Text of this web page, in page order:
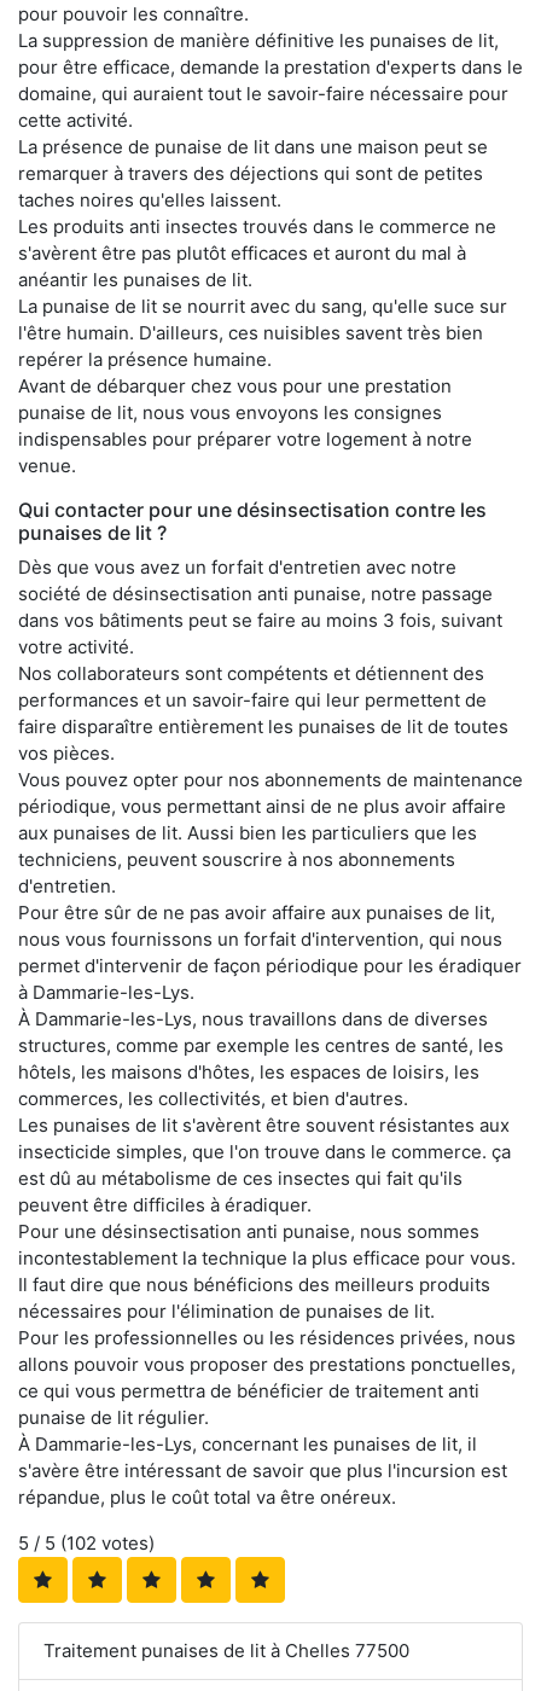
pour pouvoir les connaître.
La suppression de manière définitive les punaises de lit,
pour être efficace, demande la prestation d'experts dans le
domaine, qui auraient tout le savoir-faire nécessaire pour
cette activité.
La présence de punaise de lit dans une maison peut se
remarquer à travers des déjections qui sont de petites
taches noires qu'elles laissent.
Les produits anti insectes trouvés dans le commerce ne
s'avèrent être pas plutôt efficaces et auront du mal à
anéantir les punaises de lit.
La punaise de lit se nourrit avec du sang, qu'elle suce sur
l'être humain. D'ailleurs, ces nuisibles savent très bien
repérer la présence humaine.
Avant de débarquer chez vous pour une prestation
punaise de lit, nous vous envoyons les consignes
indispensables pour préparer votre logement à notre
venue.
Qui contacter pour une désinsectisation contre les
punaises de lit ?
Dès que vous avez un forfait d'entretien avec notre
société de désinsectisation anti punaise, notre passage
dans vos bâtiments peut se faire au moins 3 fois, suivant
votre activité.
Nos collaborateurs sont compétents et détiennent des
performances et un savoir-faire qui leur permettent de
faire disparaître entièrement les punaises de lit de toutes
vos pièces.
Vous pouvez opter pour nos abonnements de maintenance
périodique, vous permettant ainsi de ne plus avoir affaire
aux punaises de lit. Aussi bien les particuliers que les
techniciens, peuvent souscrire à nos abonnements
d'entretien.
Pour être sûr de ne pas avoir affaire aux punaises de lit,
nous vous fournissons un forfait d'intervention, qui nous
permet d'intervenir de façon périodique pour les éradiquer
à Dammarie-les-Lys.
À Dammarie-les-Lys, nous travaillons dans de diverses
structures, comme par exemple les centres de santé, les
hôtels, les maisons d'hôtes, les espaces de loisirs, les
commerces, les collectivités, et bien d'autres.
Les punaises de lit s'avèrent être souvent résistantes aux
insecticide simples, que l'on trouve dans le commerce. ça
est dû au métabolisme de ces insectes qui fait qu'ils
peuvent être difficiles à éradiquer.
Pour une désinsectisation anti punaise, nous sommes
incontestablement la technique la plus efficace pour vous.
Il faut dire que nous bénéficions des meilleurs produits
nécessaires pour l'élimination de punaises de lit.
Pour les professionnelles ou les résidences privées, nous
allons pouvoir vous proposer des prestations ponctuelles,
ce qui vous permettra de bénéficier de traitement anti
punaise de lit régulier.
À Dammarie-les-Lys, concernant les punaises de lit, il
s'avère être intéressant de savoir que plus l'incursion est
répandue, plus le coût total va être onéreux.
5 / 5 (102 votes)
Traitement punaises de lit à Chelles 77500